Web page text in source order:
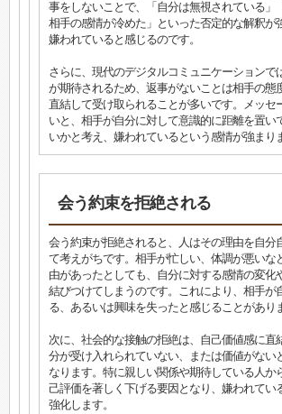
事をしないことで、「自分は無視されている」
相手の感情が冷めた」といった否定的な解釈が
嫌われていると感じるのです。
さらに、現代のデジタルコミュニケーションで
が期待されるため、返事がないことは相手の態
直結して受け取られることが多いです。メッセ
いと、相手が自分に対して意識的に距離を置い
いかと考え、嫌われているという感情が強まり
会う約束を拒絶される
会う約束が拒絶されると、人はその理由を自分
て考えがちです。相手が忙しい、体調が悪いな
由があったとしても、自分に対する感情の変化
結びつけてしまうのです。これにより、相手が
る、あるいは興味を失ったと感じることがあり
次に、社会的な接触の拒絶は、自己価値感に直
分が受け入れられていない、または価値がない
なります。特に親しい関係や期待している人か
己評価を著しく下げる要因となり、嫌われてい
強化します。